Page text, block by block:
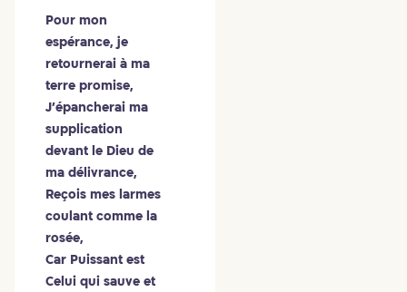
Pour mon
espérance, je
retournerai à ma
terre promise,
J'épancherai ma
supplication
devant le Dieu de
ma délivrance,
Reçois mes larmes
coulant comme la
rosée,
Car Puissant est
Celui qui sauve et